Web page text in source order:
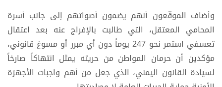
وأضاف الموقّعون أنهم يضمون أصواتهم إلى جانب أسرة
المحامي المعتقل، التي طالبت بالإفراج عنه بعد اعتقال
تعسفي استمر نحو 247 يوماً دون أي مبرر أو مسوغ قانوني،
مؤكدين أن حرمان المواطن من حريته يمثل انتهاكاً صارخاً
لسيادة القانون اليمني، الذي جعل من أهم واجبات الأجهزة